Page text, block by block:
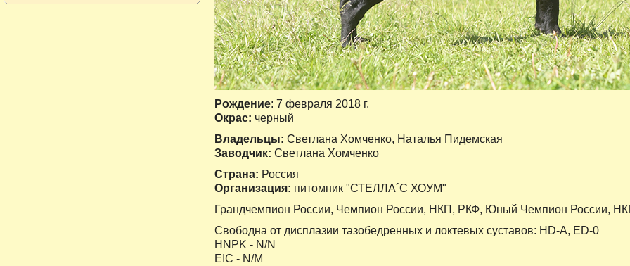
Рождение: 7 февраля 2018 г.
Окрас: черный
Владельцы: Светлана Хомченко, Наталья Пидемская
Заводчик: Светлана Хомченко
Cтрана: Россия
Организация: питомник "СТЕЛЛА´C ХОУМ"
Грандчемпион России, Чемпион России, НКП, РКФ, Юный Чемпион России,
Свободна от дисплазии тазобедренных и локтевых суставов: HD-A, ED-0
HNPK - N/N
EIC - N/M